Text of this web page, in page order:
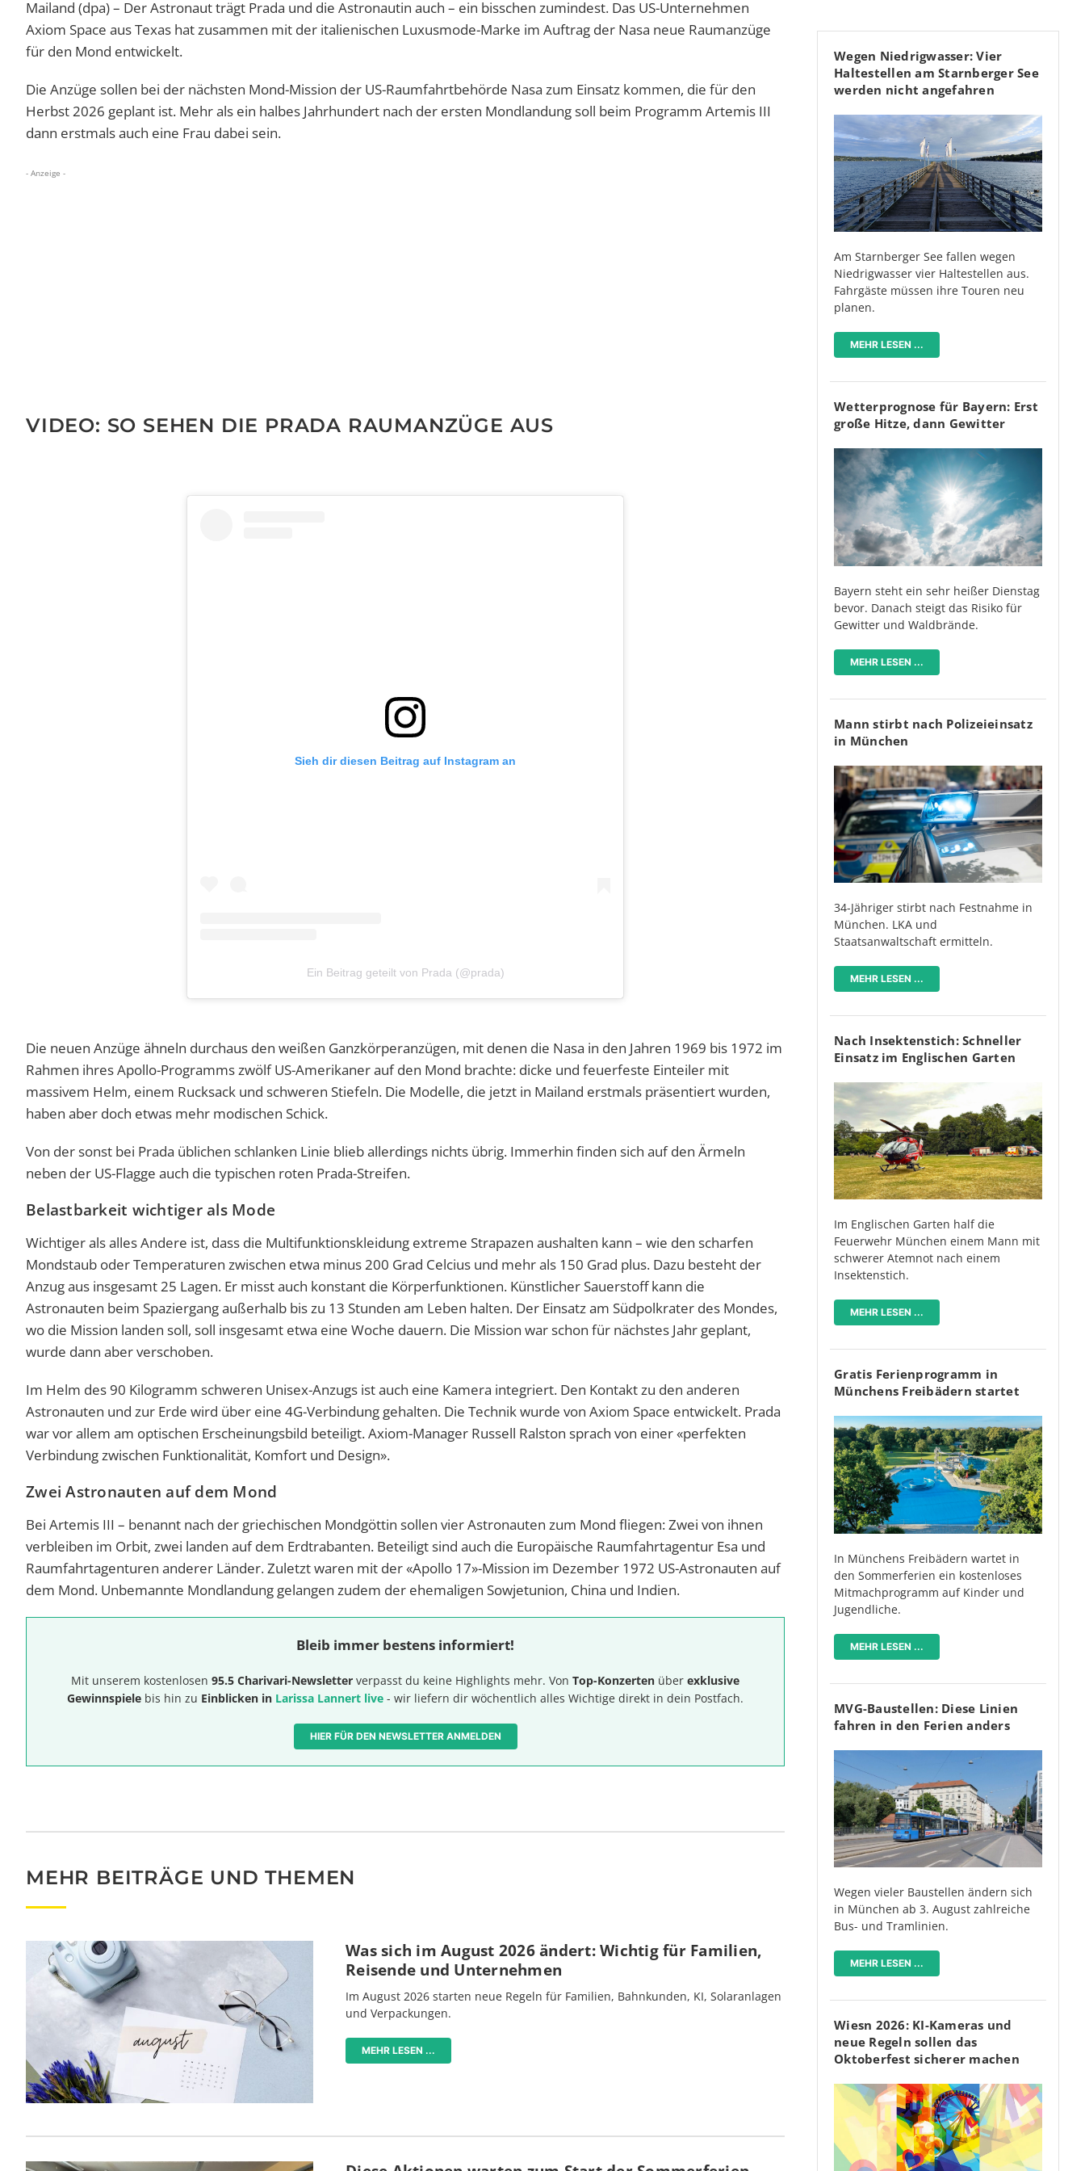
Mailand (dpa) – Der Astronaut trägt Prada und die Astronautin auch – ein bisschen zumindest. Das US-Unternehmen
Axiom Space aus Texas hat zusammen mit der italienischen Luxusmode-Marke im Auftrag der Nasa neue Raumanzüge
für den Mond entwickelt.
Die Anzüge sollen bei der nächsten Mond-Mission der US-Raumfahrtbehörde Nasa zum Einsatz kommen, die für den
Herbst 2026 geplant ist. Mehr als ein halbes Jahrhundert nach der ersten Mondlandung soll beim Programm Artemis III
dann erstmals auch eine Frau dabei sein.
- Anzeige -
VIDEO: SO SEHEN DIE PRADA RAUMANZÜGE AUS
Sieh dir diesen Beitrag auf Instagram an
Ein Beitrag geteilt von Prada (@prada)
Die neuen Anzüge ähneln durchaus den weißen Ganzkörperanzügen, mit denen die Nasa in den Jahren 1969 bis 1972 im
Rahmen ihres Apollo-Programms zwölf US-Amerikaner auf den Mond brachte: dicke und feuerfeste Einteiler mit
massivem Helm, einem Rucksack und schweren Stiefeln. Die Modelle, die jetzt in Mailand erstmals präsentiert wurden,
haben aber doch etwas mehr modischen Schick.
Von der sonst bei Prada üblichen schlanken Linie blieb allerdings nichts übrig. Immerhin finden sich auf den Ärmeln
neben der US-Flagge auch die typischen roten Prada-Streifen.
Belastbarkeit wichtiger als Mode
Wichtiger als alles Andere ist, dass die Multifunktionskleidung extreme Strapazen aushalten kann – wie den scharfen
Mondstaub oder Temperaturen zwischen etwa minus 200 Grad Celcius und mehr als 150 Grad plus. Dazu besteht der
Anzug aus insgesamt 25 Lagen. Er misst auch konstant die Körperfunktionen. Künstlicher Sauerstoff kann die
Astronauten beim Spaziergang außerhalb bis zu 13 Stunden am Leben halten. Der Einsatz am Südpolkrater des Mondes,
wo die Mission landen soll, soll insgesamt etwa eine Woche dauern. Die Mission war schon für nächstes Jahr geplant,
wurde dann aber verschoben.
Im Helm des 90 Kilogramm schweren Unisex-Anzugs ist auch eine Kamera integriert. Den Kontakt zu den anderen
Astronauten und zur Erde wird über eine 4G-Verbindung gehalten. Die Technik wurde von Axiom Space entwickelt. Prada
war vor allem am optischen Erscheinungsbild beteiligt. Axiom-Manager Russell Ralston sprach von einer «perfekten
Verbindung zwischen Funktionalität, Komfort und Design».
Zwei Astronauten auf dem Mond
Bei Artemis III – benannt nach der griechischen Mondgöttin sollen vier Astronauten zum Mond fliegen: Zwei von ihnen
verbleiben im Orbit, zwei landen auf dem Erdtrabanten. Beteiligt sind auch die Europäische Raumfahrtagentur Esa und
Raumfahrtagenturen anderer Länder. Zuletzt waren mit der «Apollo 17»-Mission im Dezember 1972 US-Astronauten auf
dem Mond. Unbemannte Mondlandung gelangen zudem der ehemaligen Sowjetunion, China und Indien.
Bleib immer bestens informiert!
Mit unserem kostenlosen 95.5 Charivari-Newsletter verpasst du keine Highlights mehr. Von Top-Konzerten über exklusive
Gewinnspiele bis hin zu Einblicken in Larissa Lannert live - wir liefern dir wöchentlich alles Wichtige direkt in dein Postfach.
HIER FÜR DEN NEWSLETTER ANMELDEN
MEHR BEITRÄGE UND THEMEN
Was sich im August 2026 ändert: Wichtig für Familien,
Reisende und Unternehmen
Im August 2026 starten neue Regeln für Familien, Bahnkunden, KI, Solaranlagen
und Verpackungen.
MEHR LESEN ...
Wegen Niedrigwasser: Vier
Haltestellen am Starnberger See
werden nicht angefahren
Am Starnberger See fallen wegen
Niedrigwasser vier Haltestellen aus.
Fahrgäste müssen ihre Touren neu
planen.
MEHR LESEN ...
Wetterprognose für Bayern: Erst
große Hitze, dann Gewitter
Bayern steht ein sehr heißer Dienstag
bevor. Danach steigt das Risiko für
Gewitter und Waldbrände.
MEHR LESEN ...
Mann stirbt nach Polizeieinsatz
in München
34-Jähriger stirbt nach Festnahme in
München. LKA und
Staatsanwaltschaft ermitteln.
MEHR LESEN ...
Nach Insektenstich: Schneller
Einsatz im Englischen Garten
Im Englischen Garten half die
Feuerwehr München einem Mann mit
schwerer Atemnot nach einem
Insektenstich.
MEHR LESEN ...
Gratis Ferienprogramm in
Münchens Freibädern startet
In Münchens Freibädern wartet in
den Sommerferien ein kostenloses
Mitmachprogramm auf Kinder und
Jugendliche.
MEHR LESEN ...
MVG-Baustellen: Diese Linien
fahren in den Ferien anders
Wegen vieler Baustellen ändern sich
in München ab 3. August zahlreiche
Bus- und Tramlinien.
MEHR LESEN ...
Wiesn 2026: KI-Kameras und
neue Regeln sollen das
Oktoberfest sicherer machen